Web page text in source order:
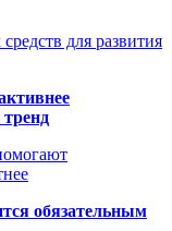
для развития
обязательным